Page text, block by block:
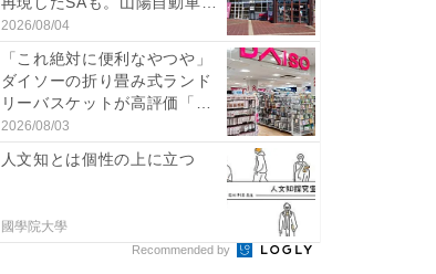
道...
2026/08/04
「これ絶対に便利なやつや」
ダイソーの折り畳み式ランド
リーバスケットが高評価「使
わ...
2026/08/03
人文知とは個性の上に立つ
國學院大學
Recommended by